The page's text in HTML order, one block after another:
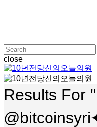
close
Close
Search
search
Menu
Results For